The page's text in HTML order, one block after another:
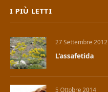
I PIÙ LETTI
27 Settembre 2012
L’assafetida
5 Ottobre 2014